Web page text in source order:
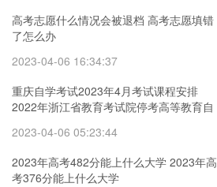
高考志愿什么情况会被退档 高考志愿填错
了怎么办
2023-04-06 16:34:37
重庆自学考试2023年4月考试课程安排
2022年浙江省教育考试院停考高等教育自
2023-04-06 05:23:44
2023年高考482分能上什么大学 2023年高
考376分能上什么大学